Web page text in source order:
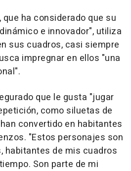
ha considerado que su
e innovador", utiliza
sus cuadros, casi siempre
impregnar en ellos "una
que le gusta "jugar
como siluetas de
convertido en habitantes
"Estos personajes son
habitantes de mis cuadros
Son parte de mi